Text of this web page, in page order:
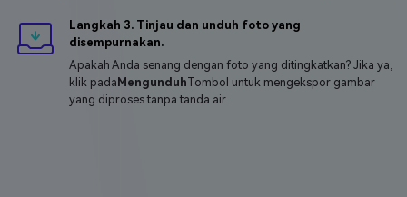
Langkah 3. Tinjau dan unduh foto yang
disempurnakan.
Apakah Anda senang dengan foto yang ditingkatkan? Jika ya,
klik pada MengunduhTombol untuk mengekspor gambar
yang diproses tanpa tanda air.